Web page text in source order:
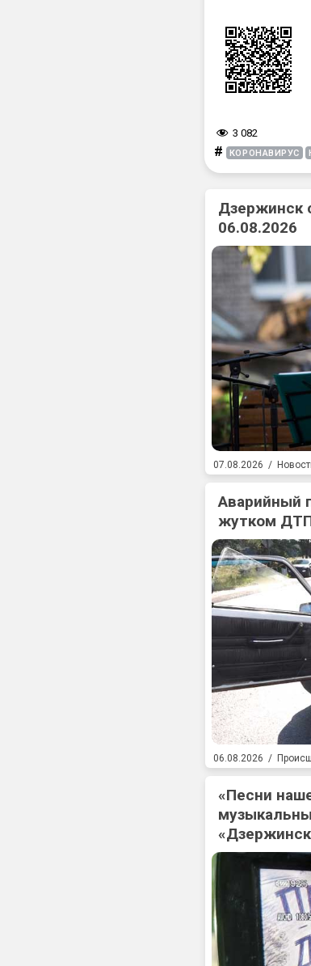
3 082
# КОРОНАВИРУС
Дзержинск
06.08.2026
07.08.2026 /
Аварийный
жутком ДТП
06.08.2026 /
«Песни